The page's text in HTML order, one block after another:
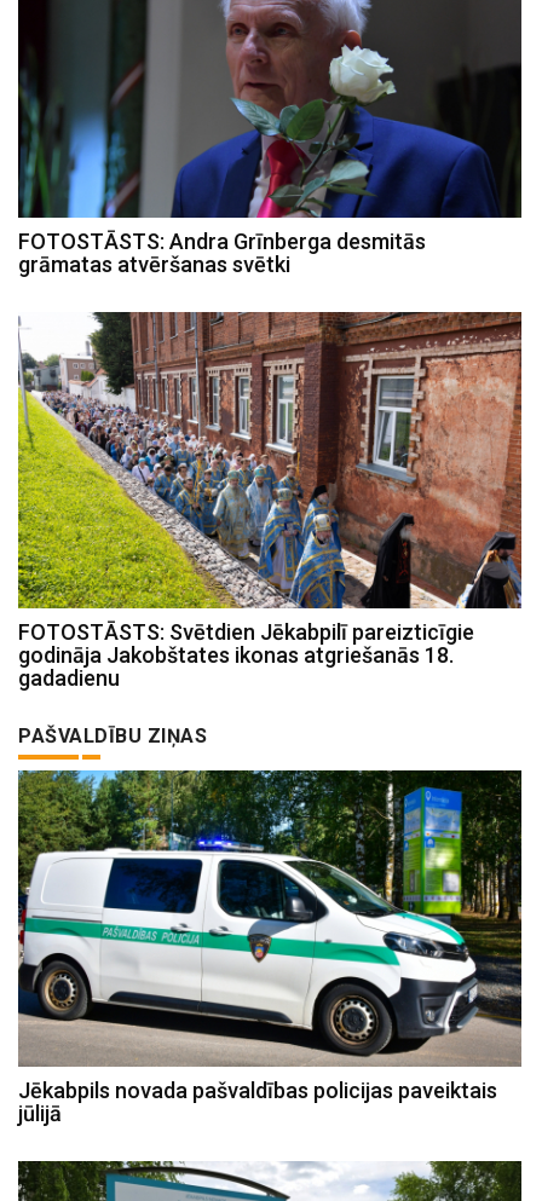
FOTOSTĀSTS: Andra Grīnberga desmitās
grāmatas atvēršanas svētki
FOTOSTĀSTS: Svētdien Jēkabpilī pareizticīgie
godināja Jakobštates ikonas atgriešanās 18.
gadadienu
PAŠVALDĪBU ZIŅAS
Jēkabpils novada pašvaldības policijas paveiktais
jūlijā